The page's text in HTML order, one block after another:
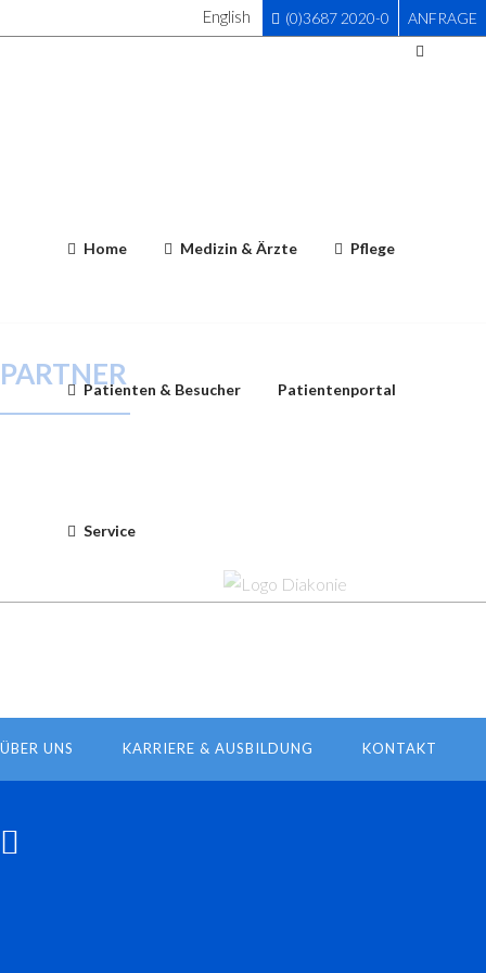
English (0)3687 2020-0 ANFRAGE
Home Medizin & Ärzte Pflege
Patienten & Besucher Patientenportal
Service
PARTNER
ÜBER UNS KARRIERE & AUSBILDUNG KONTAKT